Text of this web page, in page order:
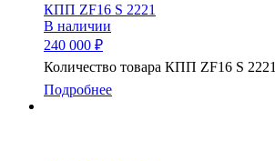
КПП ZF16 S 2221
В наличии
240 000 ₽
Количество товара КПП ZF16 S 2221
Подробнее